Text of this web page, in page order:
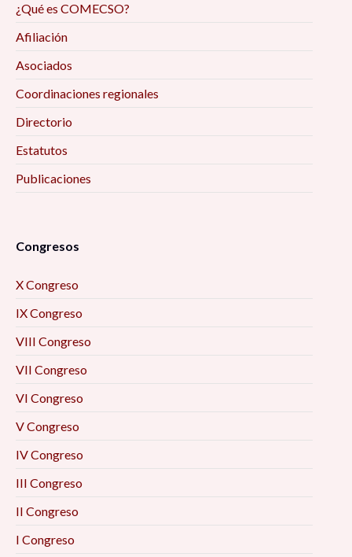
¿Qué es COMECSO?
Afiliación
Asociados
Coordinaciones regionales
Directorio
Estatutos
Publicaciones
Congresos
X Congreso
IX Congreso
VIII Congreso
VII Congreso
VI Congreso
V Congreso
IV Congreso
III Congreso
II Congreso
I Congreso